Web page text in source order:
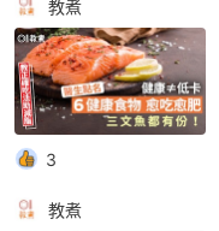
教煮
3
教煮